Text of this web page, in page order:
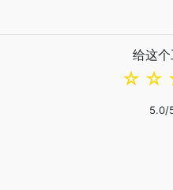
给这
☆
☆
5.0/